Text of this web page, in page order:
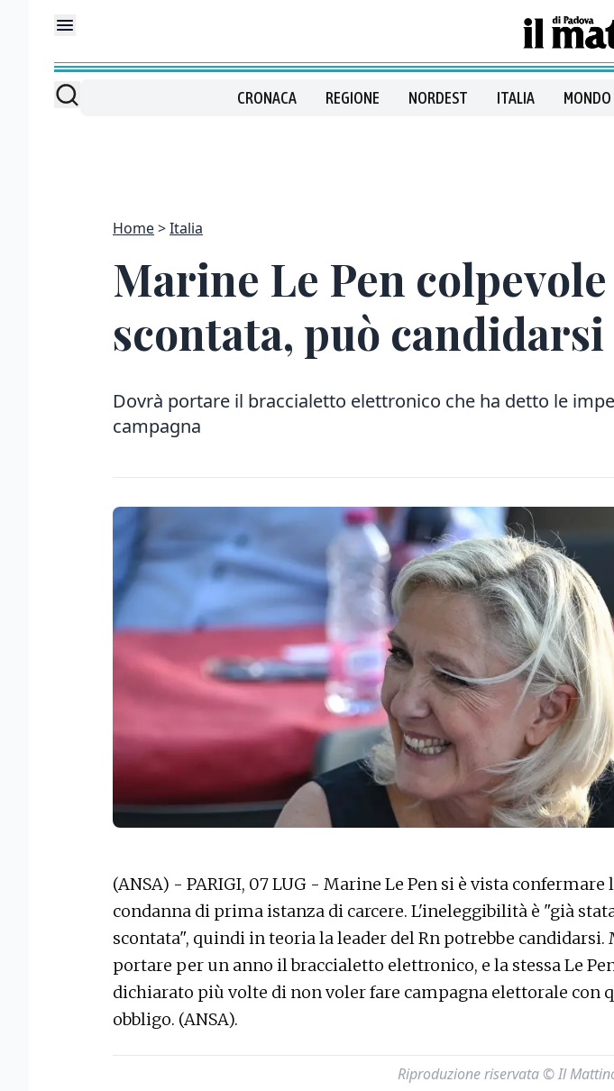
CRONACA REGIONE NORDEST ITALIA MONDO
Home Italia
Marine Le Pen
scontata, può candidarsi
Dovrà portare il braccialetto elettronico che ha detto le
campagna
(ANSA) - PARIGI, 07 LUG - Marine Le Pen si è vista confermare
condanna di prima istanza di carcere. L'ineleggibilità è "già
scontata", quindi in teoria la leader del Rn potrebbe candidarsi.
portare per un anno il braccialetto elettronico, e la stessa Le
dichiarato più volte di non voler fare campagna elettorale con
obbligo. (ANSA).
Riproduzione riservata © Il